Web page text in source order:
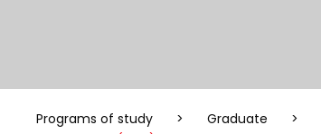
Programs of study > Graduate >